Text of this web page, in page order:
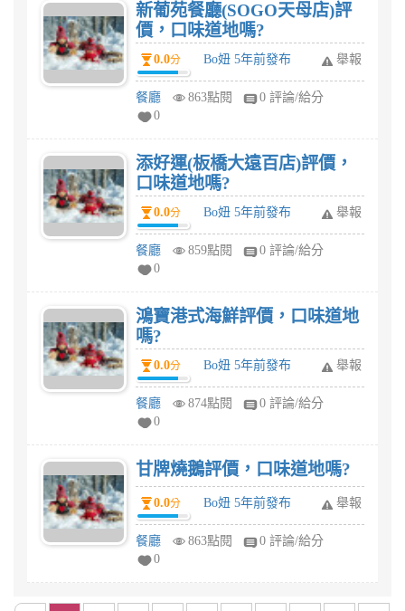
新葡苑餐廳(SOGO天母店)評
價，口味道地嗎?
0.0分 Bo妞 5年前發布 舉報
餐廳 863點閱
0 評論/給分
0
添好運(板橋大遠百店)評價，
口味道地嗎?
0.0分 Bo妞 5年前發布 舉報
餐廳 859點閱
0 評論/給分
0
鴻寶港式海鮮評價，口味道地
嗎?
0.0分 Bo妞 5年前發布 舉報
餐廳 874點閱
0 評論/給分
0
甘牌燒鵝評價，口味道地嗎?
0.0分 Bo妞 5年前發布 舉報
餐廳 863點閱
0 評論/給分
0